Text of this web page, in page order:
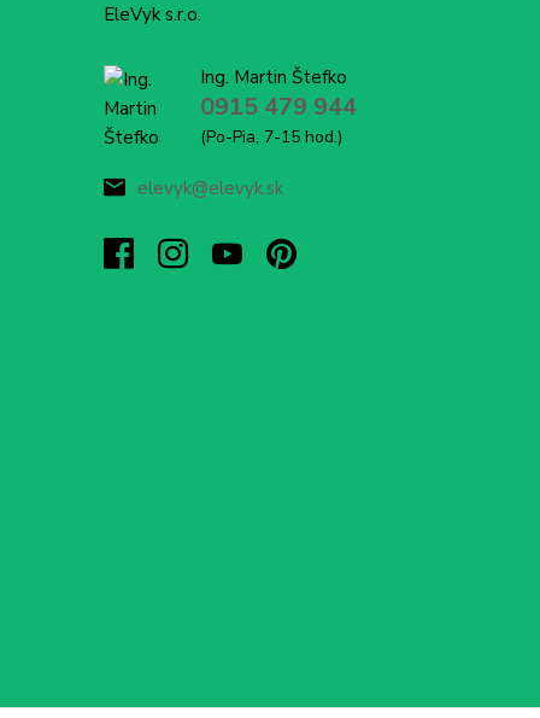
EleVyk s.r.o.
Ing. Martin Štefko
0915 479 944
(Po-Pia, 7-15 hod.)
elevyk@elevyk.sk